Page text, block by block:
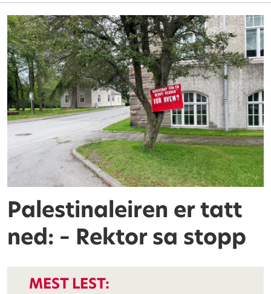
Palestinaleiren er tatt
ned: – Rektor sa stopp
MEST LEST: